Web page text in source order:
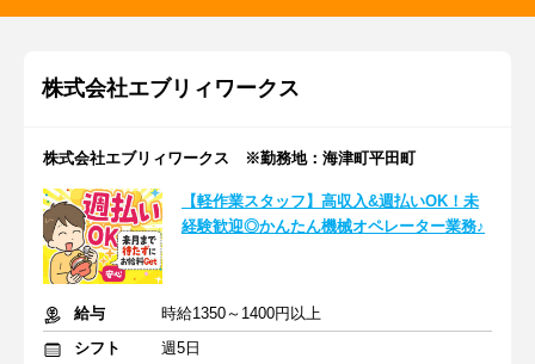
株式会社エブリィワークス
株式会社エブリィワークス ※勤務地：海津町平田町
【軽作業スタッフ】高収入&週払いOK！未
経験歓迎◎かんたん機械オペレーター業務♪
給与
時給1350～1400円以上
シフト
週5日